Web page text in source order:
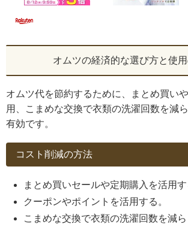
オムツの経済的な選び方と使
オムツ代を節約するために、まとめ買い
用、こまめな交換で衣類の洗濯回数を減
有効です。
コスト削減の方法
まとめ買いセールや定期購入を活用す
クーポンやポイントを活用する。
こまめな交換で衣類の洗濯回数を減